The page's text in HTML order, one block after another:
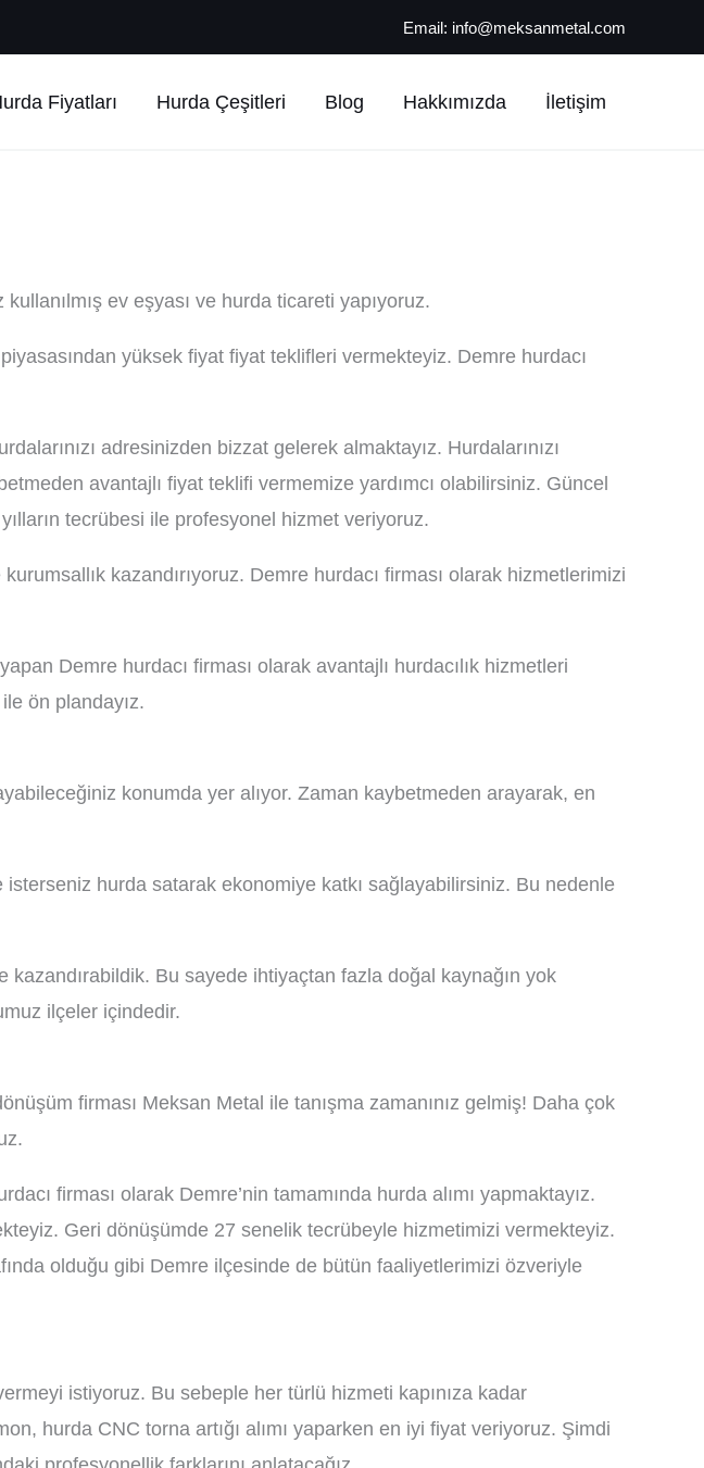
Email: info@meksanmetal.com
Fiyatları Hurda Çeşitleri Blog Hakkımızda İletişim
ev eşyası ve hurda ticareti yapıyoruz.
yüksek fiyat fiyat teklifleri vermekteyiz. Demre hurdacı
adresinizden bizzat gelerek almaktayız. Hurdalarınızı
avantajlı fiyat teklifi vermemize yardımcı olabilirsiniz. Güncel
tecrübesi ile profesyonel hizmet veriyoruz.
kazandırıyoruz. Demre hurdacı firması olarak hizmetlerimizi
Demre hurdacı firması olarak avantajlı hurdacılık hizmetleri
ön plandayız.
konumda yer alıyor. Zaman kaybetmeden arayarak, en
hurda satarak ekonomiye katkı sağlayabilirsiniz. Bu nedenle
Bu sayede ihtiyaçtan fazla doğal kaynağın yok
ilçeler içindedir.
firması Meksan Metal ile tanışma zamanınız gelmiş! Daha çok
firması olarak Demre’nin tamamında hurda alımı yapmaktayız.
Geri dönüşümde 27 senelik tecrübeyle hizmetimizi vermekteyiz.
olduğu gibi Demre ilçesinde de bütün faaliyetlerimizi özveriyle
istiyoruz. Bu sebeple her türlü hizmeti kapınıza kadar
hurda CNC torna artığı alımı yaparken en iyi fiyat veriyoruz. Şimdi